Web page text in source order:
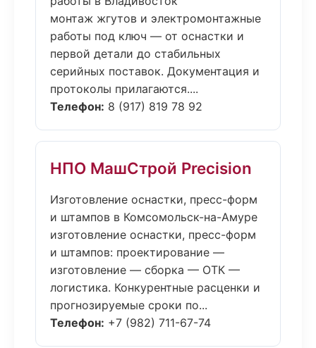
монтаж жгутов и электромонтажные
работы под ключ — от оснастки и
первой детали до стабильных
серийных поставок. Документация и
протоколы прилагаются....
Телефон: 8 (917) 819 78 92
НПО МашСтрой Precision
Изготовление оснастки, пресс-форм
и штампов в Комсомольск-на-Амуре
изготовление оснастки, пресс-форм
и штампов: проектирование —
изготовление — сборка — ОТК —
логистика. Конкурентные расценки и
прогнозируемые сроки по...
Телефон: +7 (982) 711-67-74